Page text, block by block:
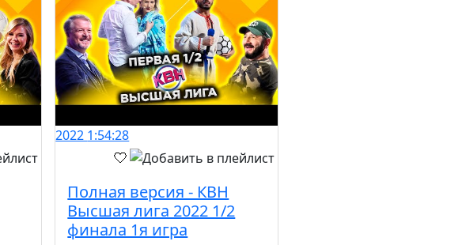
2022 1:54:28
Полная версия - КВН
Высшая лига 2022 1/2
финала 1я игра